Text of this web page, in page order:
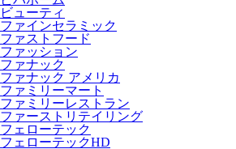
ビューティ
ファインセラミック
ファストフード
ファッション
ファナック
ファナック アメリカ
ファミリーマート
ファミリーレストラン
ファーストリテイリング
フェローテック
フェローテックHD